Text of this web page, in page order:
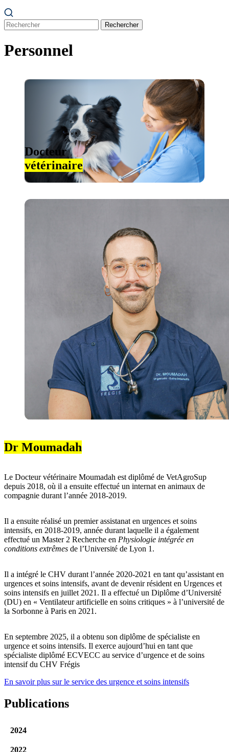
Rechercher
Personnel
Docteur
vétérinaire
Dr Moumadah
Le Docteur vétérinaire Moumadah est diplômé de VetAgroSup
depuis 2018, où il a ensuite effectué un internat en animaux de
compagnie durant l’année 2018-2019.
Il a ensuite réalisé un premier assistanat en urgences et soins
intensifs, en 2018-2019, année durant laquelle il a également
effectué un Master 2 Recherche en Physiologie intégrée en
conditions extrêmes de l’Université de Lyon 1.
Il a intégré le CHV durant l’année 2020-2021 en tant qu’assistant en
urgences et soins intensifs, avant de devenir résident en Urgences et
soins intensifs en juillet 2021. Il a effectué un Diplôme d’Université
(DU) en « Ventilateur artificielle en soins critiques » à l’université de
la Sorbonne à Paris en 2021.
En septembre 2025, il a obtenu son diplôme de spécialiste en
urgence et soins intensifs. Il exerce aujourd’hui en tant que
spécialiste diplômé ECVECC au service d’urgence et de soins
intensif du CHV Frégis
En savoir plus sur le service des urgence et soins intensifs
Publications
2024
2022